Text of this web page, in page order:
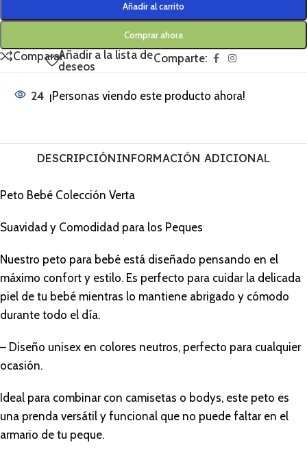
Añadir al carrito
Comprar ahora
CompararAñadir a la lista de
deseos
Comparte:
24 ¡Personas viendo este producto ahora!
DESCRIPCIÓNINFORMACIÓN ADICIONAL
Peto Bebé Colección Verta
Suavidad y Comodidad para los Peques
Nuestro peto para bebé está diseñado pensando en el
máximo confort y estilo. Es perfecto para cuidar la delicada
piel de tu bebé mientras lo mantiene abrigado y cómodo
durante todo el día.
– Diseño unisex en colores neutros, perfecto para cualquier
ocasión.
Ideal para combinar con camisetas o bodys, este peto es
una prenda versátil y funcional que no puede faltar en el
armario de tu peque.